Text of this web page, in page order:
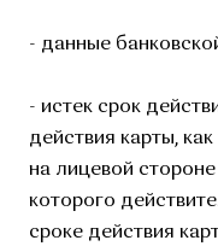
- данные
- истек срок
действия карты,
на лицевой
которого
сроке действия